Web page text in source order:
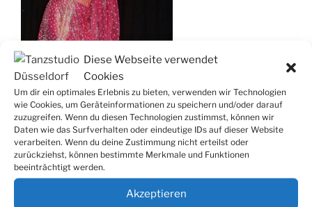
Diese Webseite verwendet
Cookies
Um dir ein optimales Erlebnis zu bieten, verwenden wir Technologien
wie Cookies, um Geräteinformationen zu speichern und/oder darauf
zuzugreifen. Wenn du diesen Technologien zustimmst, können wir
Daten wie das Surfverhalten oder eindeutige IDs auf dieser Website
verarbeiten. Wenn du deine Zustimmung nicht erteilst oder
zurückziehst, können bestimmte Merkmale und Funktionen
beeinträchtigt werden.
Akzeptieren